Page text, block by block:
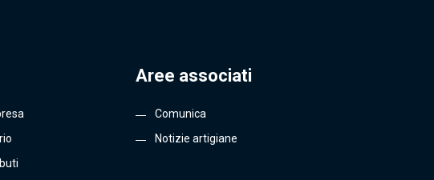
Aree associati
Comunica
Notizie artigiane